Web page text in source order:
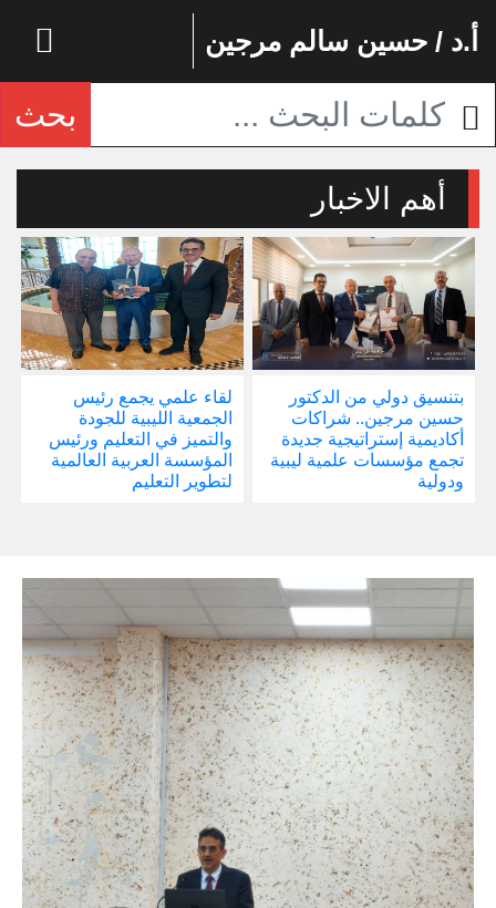
أ.د / حسين سالم مرجين
بحث
أهم الاخبار
بتنسيق دولي من الدكتور
حسين مرجين.. شراكات
أكاديمية إستراتيجية جديدة
تجمع مؤسسات علمية ليبية
ودولية
لقاء علمي يجمع رئيس
الجمعية الليبية للجودة
والتميز في التعليم ورئيس
المؤسسة العربية العالمية
لتطوير التعليم